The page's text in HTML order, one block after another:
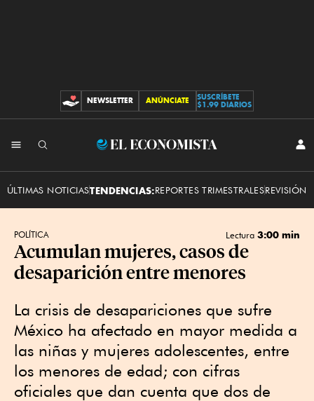
CONTRIBUCIONES
NEWSLETTER ANÚNCIATE
SUSCRÍBETE
$1.99 DIARIOS
El
ÚLTIMAS NOTICIASTENDENCIAS:REPORTES TRIMESTRALESREVISIÓN
POLÍTICA Lectura 3:00 min
Acumulan mujeres, casos de
desaparición entre menores
La crisis de desapariciones que sufre
México ha afectado en mayor medida a
las niñas y mujeres adolescentes, entre
los menores de edad; con cifras
oficiales que dan cuenta que dos de